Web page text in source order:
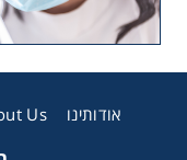
אודותינו Us